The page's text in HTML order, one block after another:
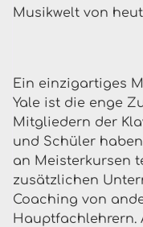
Musikwelt von
Ein einzigartiges
Yale ist die enge
Mitgliedern der
und Schüler
an Meisterkursen
zusätzlichen
Coaching von
Hauptfachlehrern.